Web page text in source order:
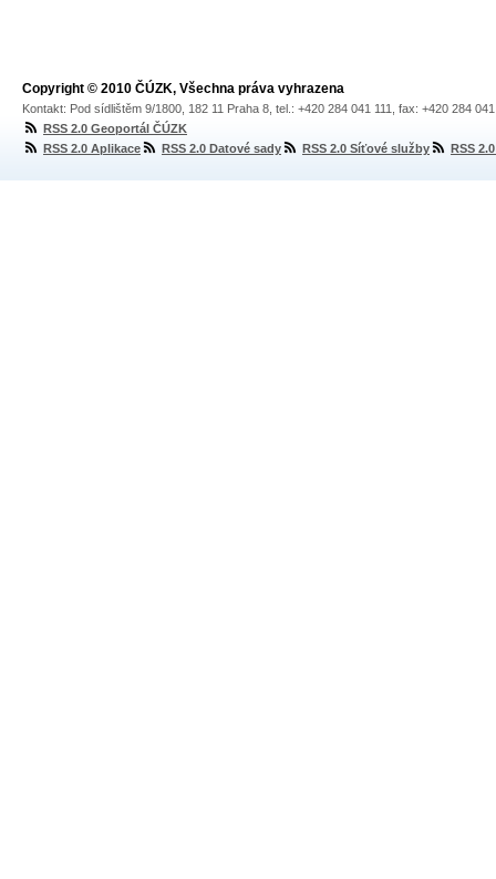
Copyright © 2010 ČÚZK, Všechna práva vyhrazena
Kontakt: Pod sídlištěm 9/1800, 182 11 Praha 8, tel.: +420 284 041 111, fax: +420 284
RSS 2.0 Geoportál ČÚZK
RSS 2.0 Aplikace
RSS 2.0 Datové sady RSS 2.0 Síťové služby RSS